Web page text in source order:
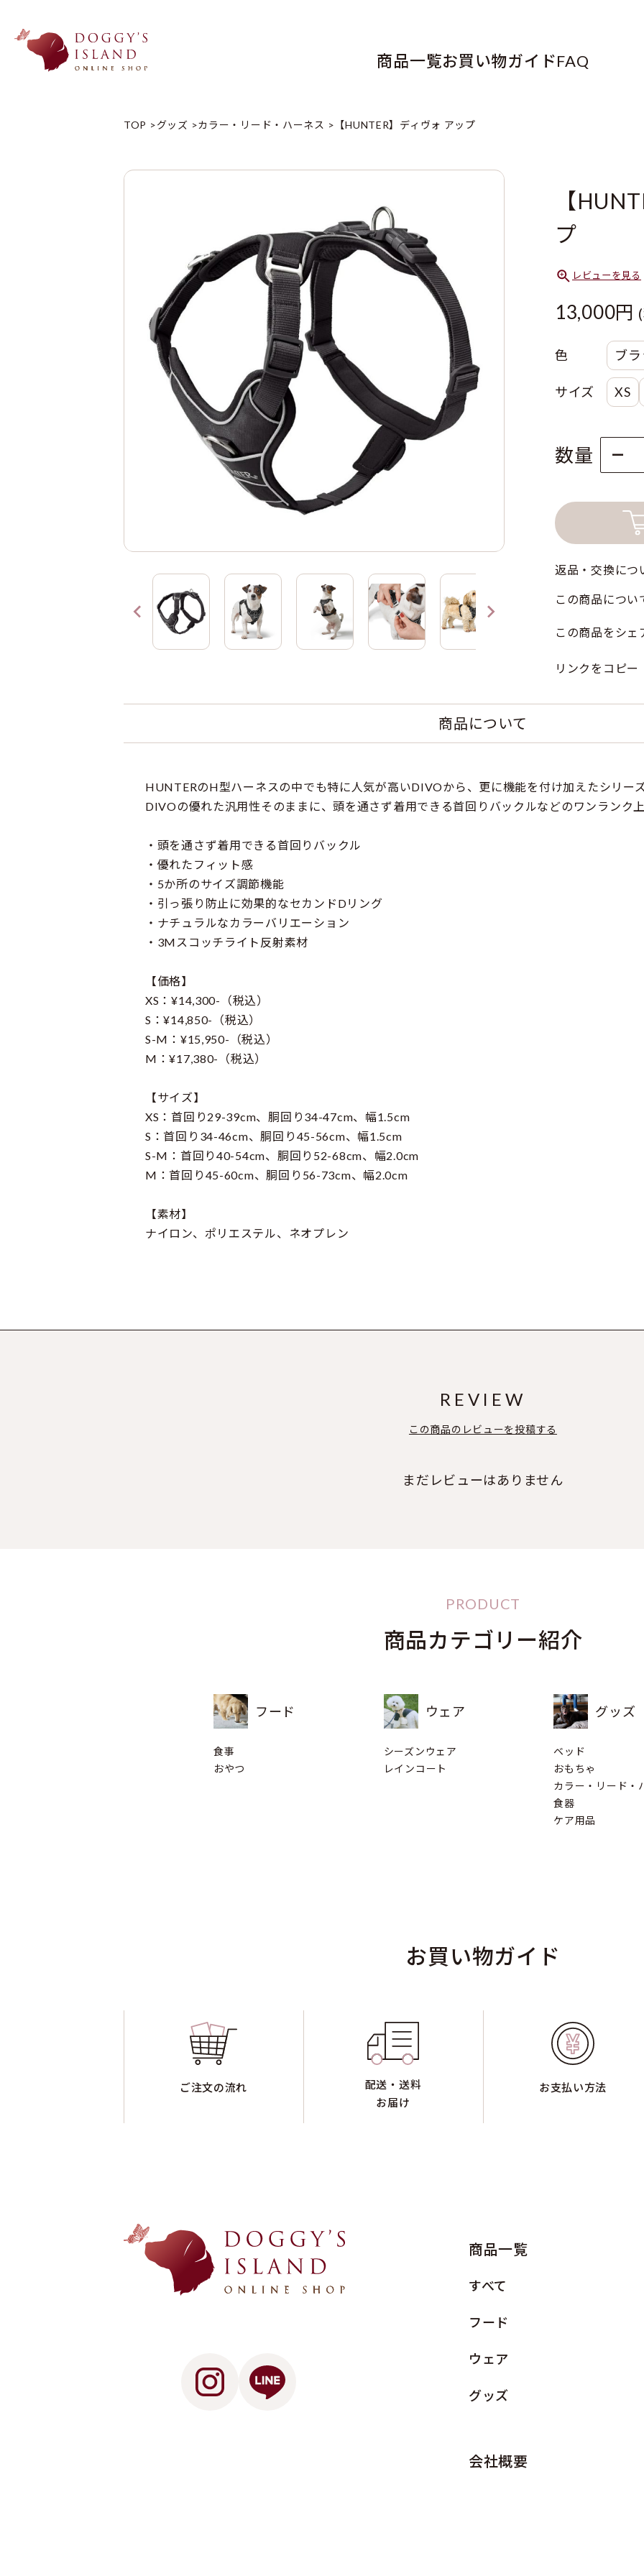
商品一覧お買い物ガイドFAQ
TOP グッズ カラー・リード・ハーネス 【HUNTER】ディヴォ アップ
【
プ
レビューを見る
13,000円
色 ブ
サイズ XS
数量
返品・交換につ
この商品につい
この商品をシェ
リンクをコピー
商品について
HUNTERのH型ハーネスの中でも特に人気が高いDIVOから、更に機能を付け加えたシリー
DIVOの優れた汎用性そのままに、頭を通さず着用できる首回りバックルなどのワンランク
・頭を通さず着用できる首回りバックル
・優れたフィット感
・5か所のサイズ調節機能
・引っ張り防止に効果的なセカンドDリング
・ナチュラルなカラーバリエーション
・3Mスコッチライト反射素材
【価格】
XS：¥14,300-（税込）
S：¥14,850-（税込）
S-M：¥15,950-（税込）
M：¥17,380-（税込）
【サイズ】
XS：首回り29-39cm、胴回り34-47cm、幅1.5cm
S：首回り34-46cm、胴回り45-56cm、幅1.5cm
S-M：首回り40-54cm、胴回り52-68cm、幅2.0cm
M：首回り45-60cm、胴回り56-73cm、幅2.0cm
【素材】
REVIEW
この商品のレビューを投稿する
まだレビューはありません
商品カテゴリー紹介
フード
食事
おやつ
ウェア
シーズンウェア
レインコート
グッズ
ベッド
おもちゃ
カラー・リード・
食器
ケア用品
お買い物ガイド
ご注文の流れ
配送・送料
お届け
お支払い方法
商品一覧
すべて
フード
ウェア
グッズ
会社概要